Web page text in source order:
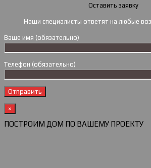
Оставить заявку
Наши специалисты ответят на любые
Ваше имя (обязательно)
Телефон (обязательно)
×
ПОСТРОИМ ДОМ ПО ВАШЕМУ ПРОЕКТУ